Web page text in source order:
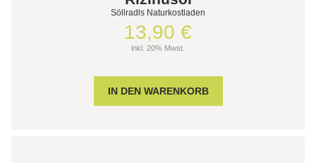
Söllradls Naturkostladen
13,90 €
inkl. 20% Mwst.